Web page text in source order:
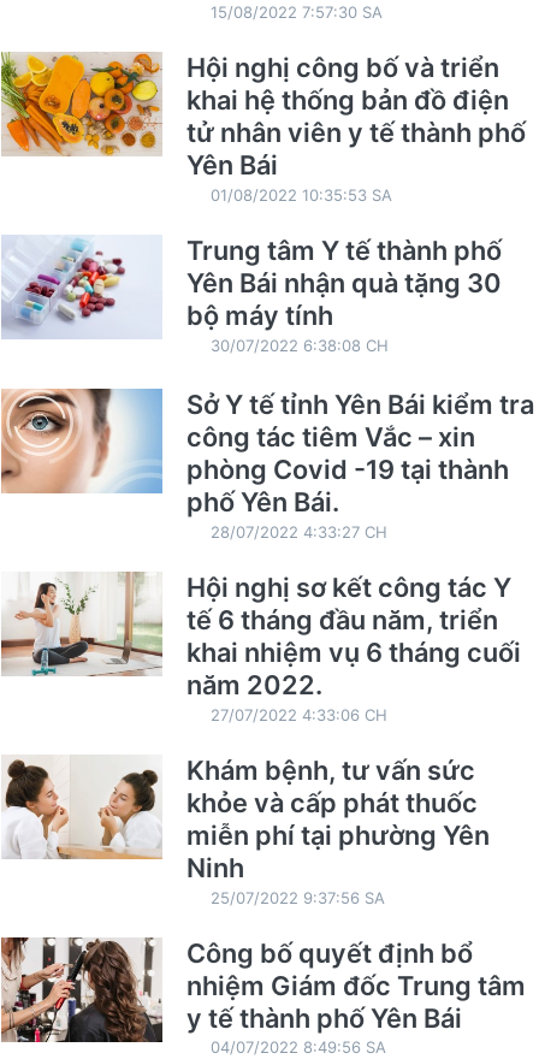
15/08/2022 7:57:30 SA
Hội nghị công bố và triển
khai hệ thống bản đồ điện
tử nhân viên y tế thành phố
Yên Bái
01/08/2022 10:35:53 SA
Trung tâm Y tế thành phố
Yên Bái nhận quà tặng 30
bộ máy tính
30/07/2022 6:38:08 CH
Sở Y tế tỉnh Yên Bái kiểm tra
công tác tiêm Vắc – xin
phòng Covid -19 tại thành
phố Yên Bái.
28/07/2022 4:33:27 CH
Hội nghị sơ kết công tác Y
tế 6 tháng đầu năm, triển
khai nhiệm vụ 6 tháng cuối
năm 2022.
27/07/2022 4:33:06 CH
Khám bệnh, tư vấn sức
khỏe và cấp phát thuốc
miễn phí tại phường Yên
Ninh
25/07/2022 9:37:56 SA
Công bố quyết định bổ
nhiệm Giám đốc Trung tâm
y tế thành phố Yên Bái
04/07/2022 8:49:56 SA